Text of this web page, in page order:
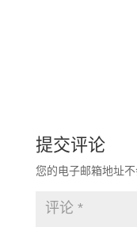
提交评论
您的电子邮箱地址不